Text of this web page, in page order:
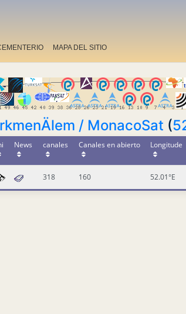
MAPA DEL SITIO
/ MonacoSat (
News canales Canales en abierto Longitude
318 160 52.01°E